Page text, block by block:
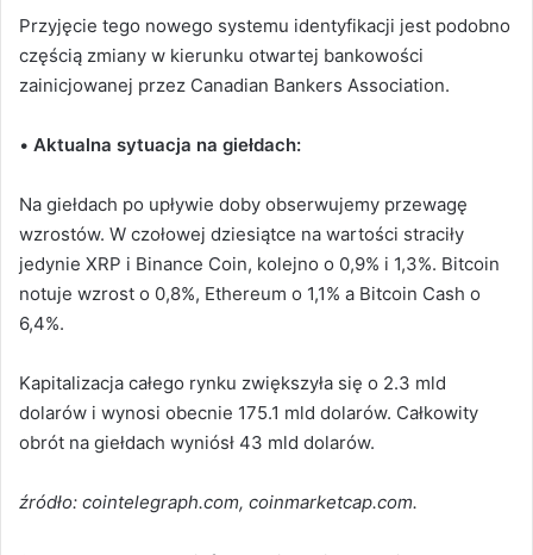
Przyjęcie tego nowego systemu identyfikacji jest podobno
częścią zmiany w kierunku otwartej bankowości
zainicjowanej przez Canadian Bankers Association.
• Aktualna sytuacja na giełdach:
Na giełdach po upływie doby obserwujemy przewagę
wzrostów. W czołowej dziesiątce na wartości straciły
jedynie XRP i Binance Coin, kolejno o 0,9% i 1,3%. Bitcoin
notuje wzrost o 0,8%, Ethereum o 1,1% a Bitcoin Cash o
6,4%.
Kapitalizacja całego rynku zwiększyła się o 2.3 mld
dolarów i wynosi obecnie 175.1 mld dolarów. Całkowity
obrót na giełdach wyniósł 43 mld dolarów.
źródło: cointelegraph.com, coinmarketcap.com.